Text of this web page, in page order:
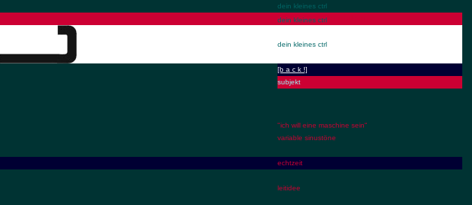
dein kleines ctrl
dein kleines ctrl
dein kleines ctrl
[b a c k !]
subjekt
"ich will eine maschine sein"
variable sinustöne
echtzeit
leitidee